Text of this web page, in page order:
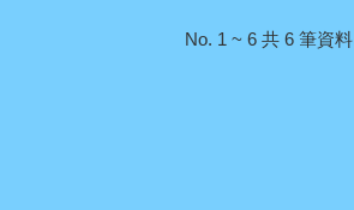
No. 1 ~ 6 共 6 筆資料